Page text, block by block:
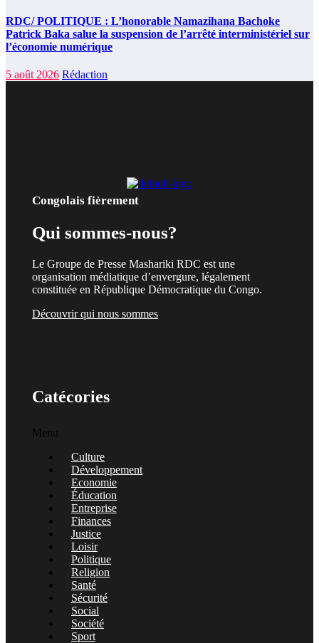
RDC/ POLITIQUE : L’honorable Namazihana Bachoke
Patrick Baka salue la suspension de l’arrêté interministériel sur
l’économie numérique
5 août 2026 Rédaction
Congolais fièrement
Qui sommes-nous?
Le Groupe de Presse Mashariki RDC est une
organisation médiatique d’envergure, légalement
constituée en République Démocratique du Congo.
Découvrir qui nous sommes
Catécories
Menu
Culture
Développement
Economie
Éducation
Entreprise
Finances
Justice
Loisir
Politique
Religion
Santé
Sécurité
Social
Société
Sport